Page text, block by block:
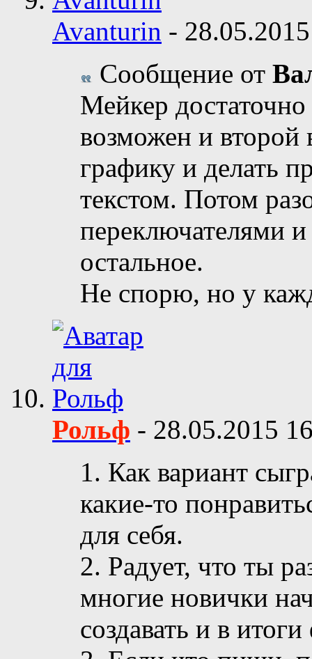
Avanturin -
Сообщение от
Мейкер
возможен и второй
графику и делать
текстом. Потом
переключателями
остальное.
Не спорю, но у
Рольф - 28.05.2015
1. Как вариант
какие-то
для себя.
2. Радует, что ты
многие новички
создавать и в